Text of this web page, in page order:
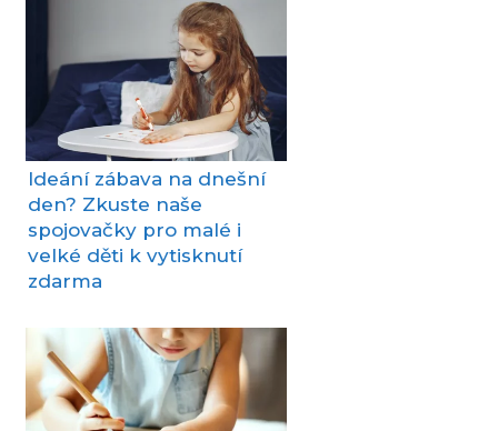
Ideání zábava na dnešní
den? Zkuste naše
spojovačky pro malé i
velké děti k vytisknutí
zdarma